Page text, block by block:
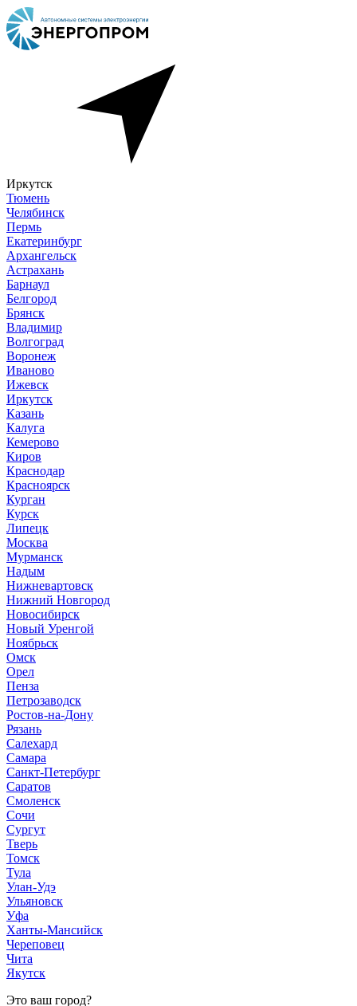
Иркутск
Тюмень
Челябинск
Пермь
Екатеринбург
Архангельск
Астрахань
Барнаул
Белгород
Брянск
Владимир
Волгоград
Воронеж
Иваново
Ижевск
Иркутск
Казань
Калуга
Кемерово
Киров
Краснодар
Красноярск
Курган
Курск
Липецк
Москва
Мурманск
Надым
Нижневартовск
Нижний Новгород
Новосибирск
Новый Уренгой
Ноябрьск
Омск
Орел
Пенза
Петрозаводск
Ростов-на-Дону
Рязань
Салехард
Самара
Санкт-Петербург
Саратов
Смоленск
Сочи
Сургут
Тверь
Томск
Тула
Улан-Удэ
Ульяновск
Уфа
Ханты-Мансийск
Череповец
Чита
Якутск
Это ваш город?